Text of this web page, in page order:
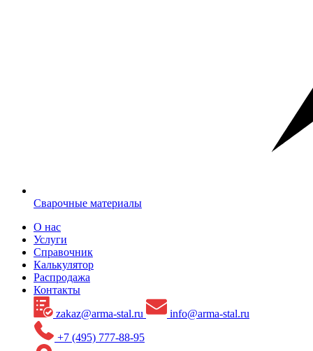
Сварочные материалы
О нас
Услуги
Справочник
Калькулятор
Распродажа
Контакты
zakaz@arma-stal.ru
info@arma-stal.ru
+7 (495) 777-88-95